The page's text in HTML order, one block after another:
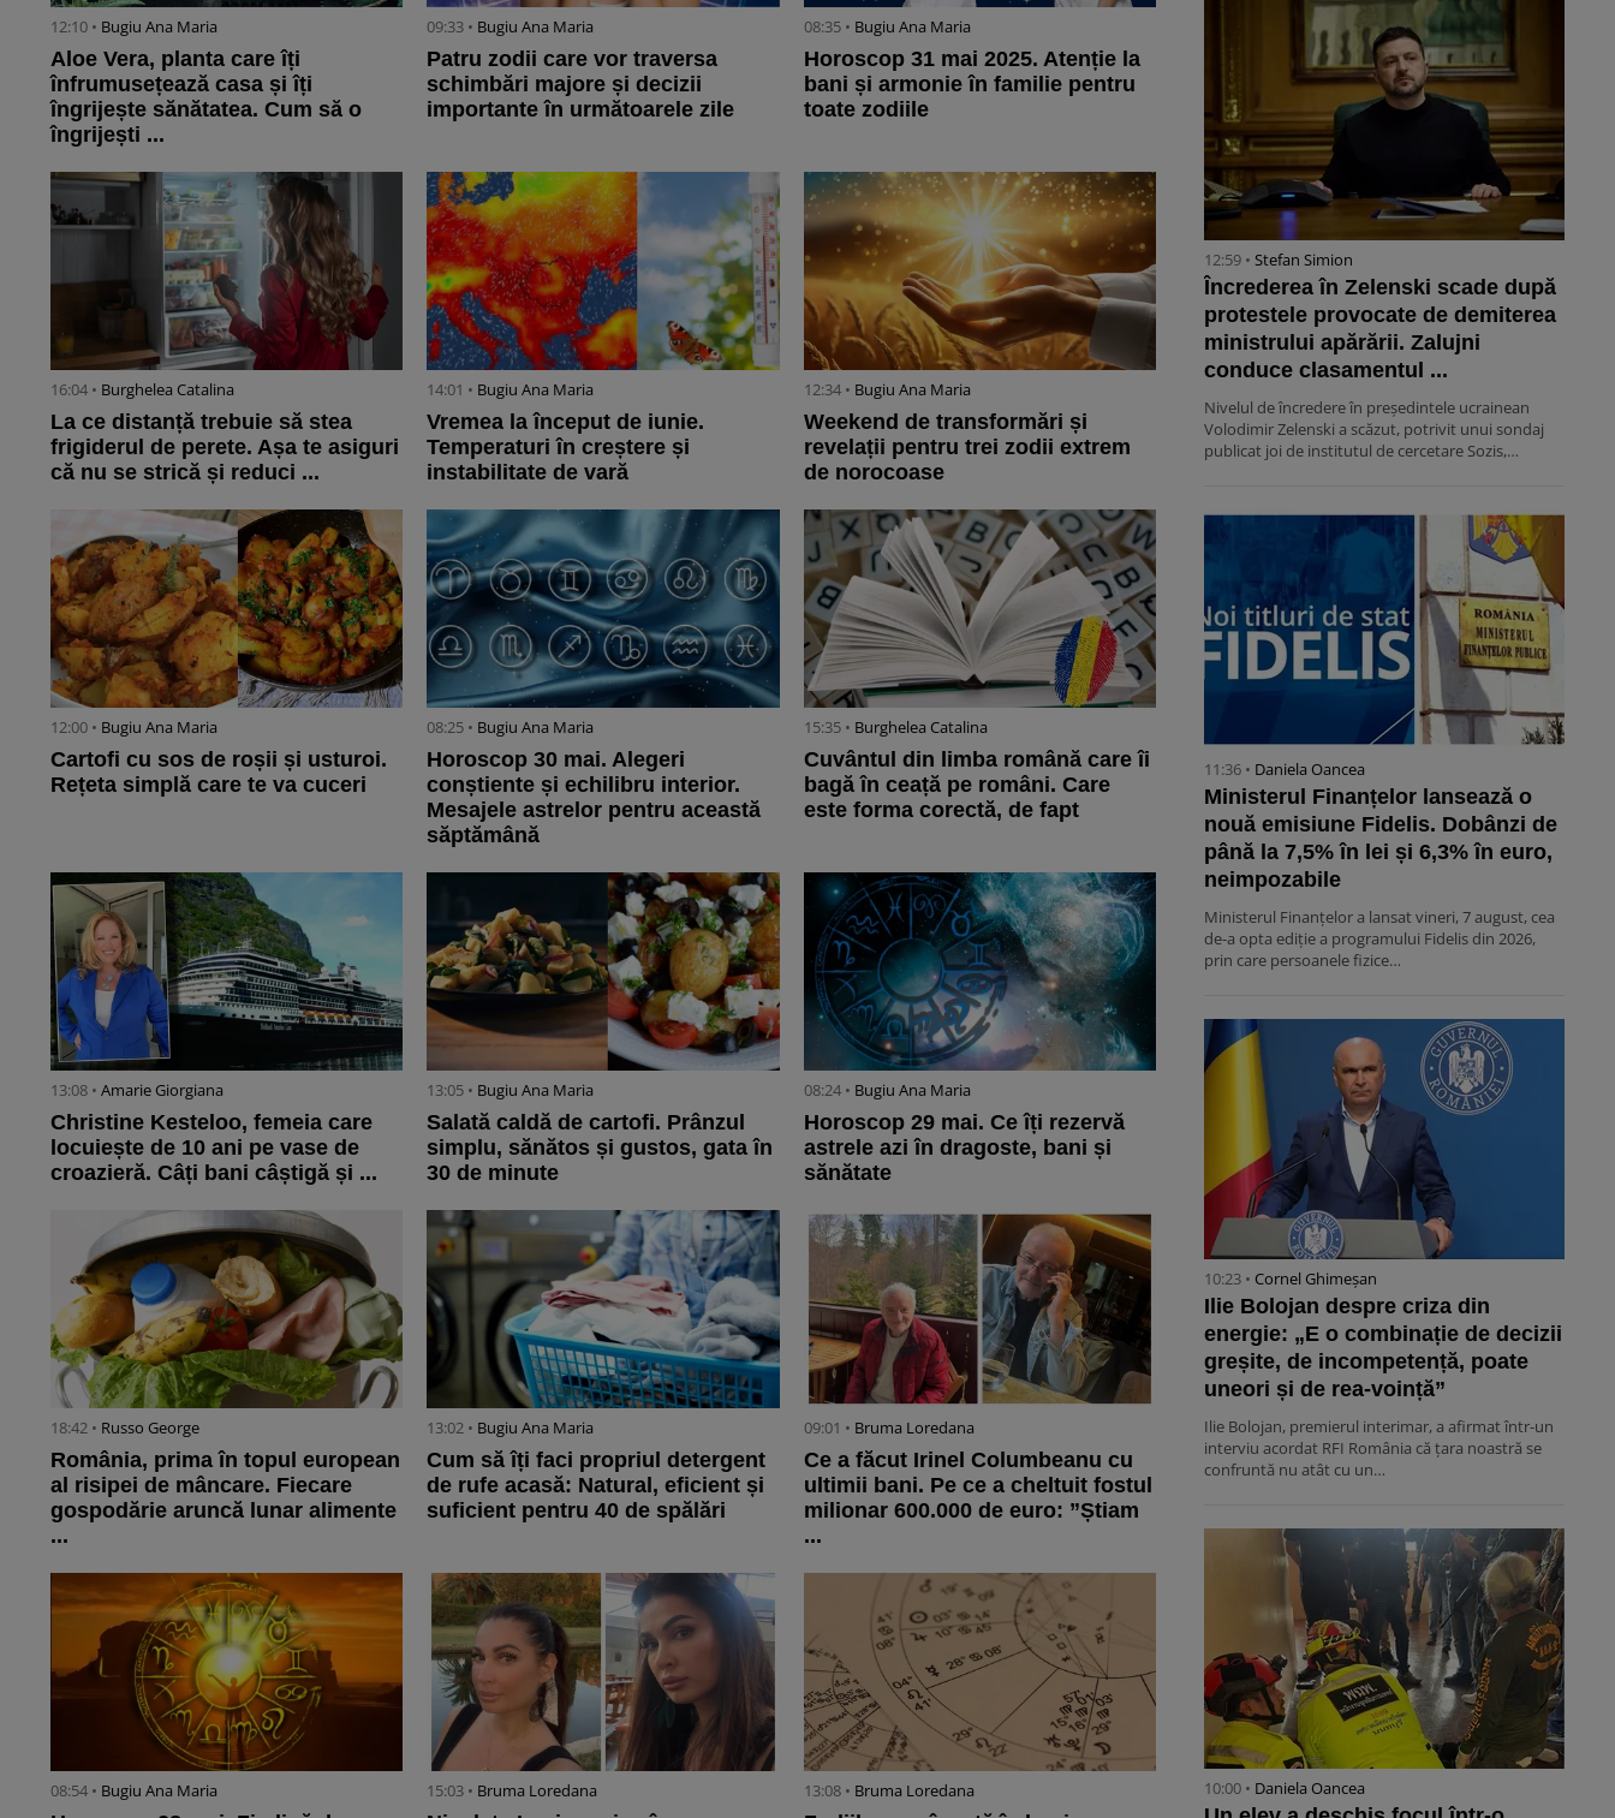
12:10 • Bugiu ⁠Ana Maria
Aloe Vera, planta care îți
înfrumusețează casa și îți
îngrijește sănătatea. Cum să o
îngrijești ...
09:33 • Bugiu ⁠Ana Maria
Patru zodii care vor traversa
schimbări majore și decizii
importante în următoarele zile
08:35 • Bugiu ⁠Ana Maria
Horoscop 31 mai 2025. Atenție la
bani și armonie în familie pentru
toate zodiile
16:04 • Burghelea Catalina
La ce distanță trebuie să stea
frigiderul de perete. Așa te asiguri
că nu se strică și reduci ...
14:01 • Bugiu ⁠Ana Maria
Vremea la început de iunie.
Temperaturi în creștere și
instabilitate de vară
12:34 • Bugiu ⁠Ana Maria
Weekend de transformări și
revelații pentru trei zodii extrem
de norocoase
12:00 • Bugiu ⁠Ana Maria
Cartofi cu sos de roșii și usturoi.
Rețeta simplă care te va cuceri
08:25 • Bugiu ⁠Ana Maria
Horoscop 30 mai. Alegeri
conștiente și echilibru interior.
Mesajele astrelor pentru această
săptămână
15:35 • Burghelea Catalina
Cuvântul din limba română care îi
bagă în ceață pe români. Care
este forma corectă, de fapt
13:08 • Amarie Giorgiana
Christine Kesteloo, femeia care
locuiește de 10 ani pe vase de
croazieră. Câți bani câștigă și ...
13:05 • Bugiu ⁠Ana Maria
Salată caldă de cartofi. Prânzul
simplu, sănătos și gustos, gata în
30 de minute
08:24 • Bugiu ⁠Ana Maria
Horoscop 29 mai. Ce îți rezervă
astrele azi în dragoste, bani și
sănătate
18:42 • Russo George
România, prima în topul european
al risipei de mâncare. Fiecare
gospodărie aruncă lunar alimente
...
13:02 • Bugiu ⁠Ana Maria
Cum să îți faci propriul detergent
de rufe acasă: Natural, eficient și
suficient pentru 40 de spălări
09:01 • Bruma Loredana
Ce a făcut Irinel Columbeanu cu
ultimii bani. Pe ce a cheltuit fostul
milionar 600.000 de euro: ”Știam
...
08:54 • Bugiu ⁠Ana Maria 15:03 • Bruma Loredana 13:08 • Bruma Loredana
12:59 • Stefan Simion
Încrederea în Zelenski scade după
protestele provocate de demiterea
ministrului apărării. Zalujni
conduce clasamentul ...
Nivelul de încredere în președintele ucrainean
Volodimir Zelenski a scăzut, potrivit unui sondaj
publicat joi de institutul de cercetare Sozis,…
11:36 • Daniela Oancea
Ministerul Finanțelor lansează o
nouă emisiune Fidelis. Dobânzi de
până la 7,5% în lei și 6,3% în euro,
neimpozabile
Ministerul Finanțelor a lansat vineri, 7 august, cea
de-a opta ediție a programului Fidelis din 2026,
prin care persoanele fizice…
10:23 • Cornel Ghimeșan
Ilie Bolojan despre criza din
energie: „E o combinație de decizii
greșite, de incompetență, poate
uneori și de rea-voință”
Ilie Bolojan, premierul interimar, a afirmat într-un
interviu acordat RFI România că țara noastră se
confruntă nu atât cu un…
10:00 • Daniela Oancea